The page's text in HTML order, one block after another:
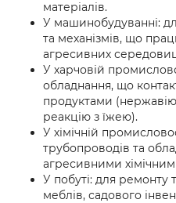
матеріалів.
У машинобудуванні:
та механізмів, що
агресивних
У харчовій
обладнання, що
продуктами
реакцію з їжею).
У хімічній
трубопроводів та
агресивними
У побуті: для ремонту
меблів, садового